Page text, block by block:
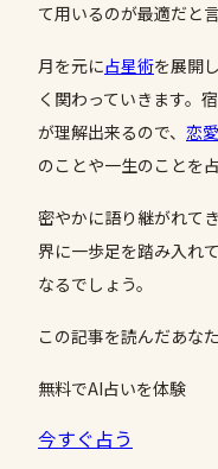
て用いるのが最適だと
月を元に占星術を展開
く関わっていきます。
が理解出来るので、 恋愛
のことや一生のことを
密やかに語り継がれて
界に一歩足を踏み入れ
なるでしょう。
この記事を読んだあな
無料でAI占いを体験
今すぐ占う